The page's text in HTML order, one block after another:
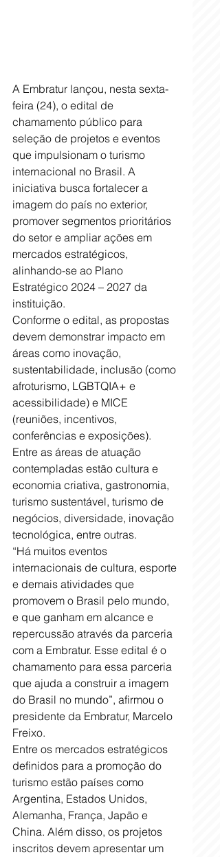
A Embratur lançou, nesta sexta-
feira (24), o edital de
chamamento público para
seleção de projetos e eventos
que impulsionam o turismo
internacional no Brasil. A
iniciativa busca fortalecer a
imagem do país no exterior,
promover segmentos prioritários
do setor e ampliar ações em
mercados estratégicos,
alinhando-se ao Plano
Estratégico 2024 – 2027 da
instituição.
Conforme o edital, as propostas
devem demonstrar impacto em
áreas como inovação,
sustentabilidade, inclusão (como
afroturismo, LGBTQIA+ e
acessibilidade) e MICE
(reuniões, incentivos,
conferências e exposições).
Entre as áreas de atuação
contempladas estão cultura e
economia criativa, gastronomia,
turismo sustentável, turismo de
negócios, diversidade, inovação
tecnológica, entre outras.
“Há muitos eventos
internacionais de cultura, esporte
e demais atividades que
promovem o Brasil pelo mundo,
e que ganham em alcance e
repercussão através da parceria
com a Embratur. Esse edital é o
chamamento para essa parceria
que ajuda a construir a imagem
do Brasil no mundo”, afirmou o
presidente da Embratur, Marcelo
Freixo.
Entre os mercados estratégicos
definidos para a promoção do
turismo estão países como
Argentina, Estados Unidos,
Alemanha, França, Japão e
China. Além disso, os projetos
inscritos devem apresentar um